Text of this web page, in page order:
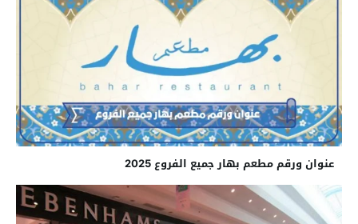
عنوان ورقم مطعم بهار جميع الفروع 2025